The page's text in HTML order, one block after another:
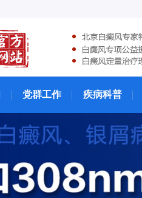
党群工作 疾病科普